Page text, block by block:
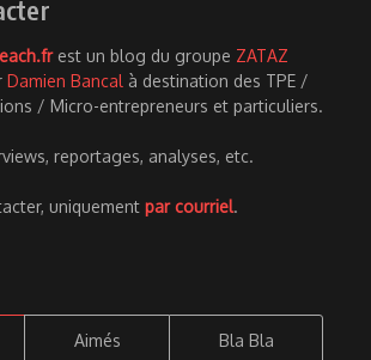
est un blog du groupe ZATAZ
Damien Bancal à destination des TPE /
/ Micro-entrepreneurs et particuliers.
reportages, analyses, etc.
uniquement par courriel.
Aimés Bla Bla